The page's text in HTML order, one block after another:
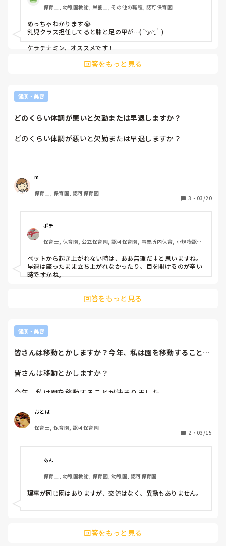
保育士, 幼稚園教諭, 栄養士, その他の職種, 認可保育園
めっちゃわかります😭
乳児クラス担任してると膝と足の甲が…(´°̥̥̥̥̥̥̥̥ω°̥̥̥̥̥̥̥̥｀)
ケラチナミン、オススメです！
回答をもっと見る
健康・美容
どのくらい体調が悪いと欠勤または早退しますか？
どのくらい体調が悪いと欠勤または早退しますか？
m
保育士, 保育園, 認可保育園
3 ・ 03/20
ポチ
保育士, 保育園, 公立保育園, 認可保育園, 事業所内保育, 小規模認可
ベットから起き上がれない時は、ああ無理だ↓と思いますね。
早退は座ったまま立ち上がれなかったり、目を開けるのが辛い
時ですかね。
回答をもっと見る
健康・美容
皆さんは移動とかしますか？今年、私は園を移動することが
皆さんは移動とかしますか？
今年、私は園を移動することが決まりました。
３月～５月まで
私はよく辛くなるとからだ壊したりしやすいのです。
今のところでは本当に優しい方(そのなかでも厳しい方もい
らっしゃいますが)が多く厳しくても教えてもらえます。
今週木曜日…私は会議がありその場所に行き、皆さんに会い
その時に私の持病のこと伝えた方がよろしいのでしょうか？
私の持病は腸閉塞の一種でして医者も知らない方もいらっし
おとは
保育士, 保育園, 認可保育園
2 ・ 03/15
あん
保育士, 幼稚園教諭, 保育園, 幼稚園, 認可保育園
理事が同じ園はありますが、交流はなく、異動もありません。
回答をもっと見る